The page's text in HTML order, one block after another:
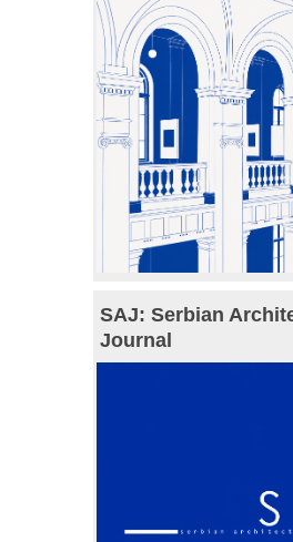
SAJ: Serbian
Journal